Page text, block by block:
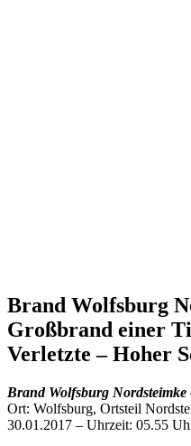
Brand Wolfsburg
Großbrand einer
Verletzte – Hoher
Brand Wolfsburg Nordsteimke
Ort: Wolfsburg, Ortsteil
30.01.2017 – Uhrzeit: 05.55